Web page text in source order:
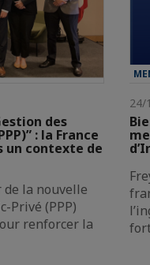
des
: la France
un contexte de
la nouvelle
Privé (PPP)
renforcer la
24/